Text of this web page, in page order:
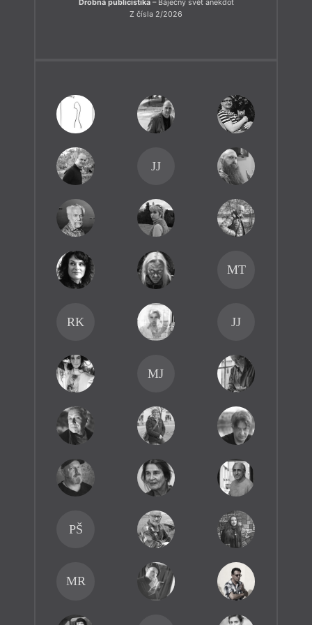
Drobná publicistika– Báječný svět anekdot
Z čísla 2/2026
JJ
MT
RK JJ
MJ
PŠ
MR